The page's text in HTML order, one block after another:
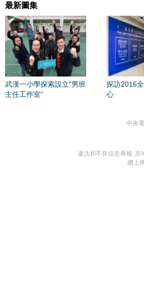
最新圖集
武漢一小學探索設立“男班
主任工作室”
探訪2016
心
中央
違法和不良信息舉報 京
網上